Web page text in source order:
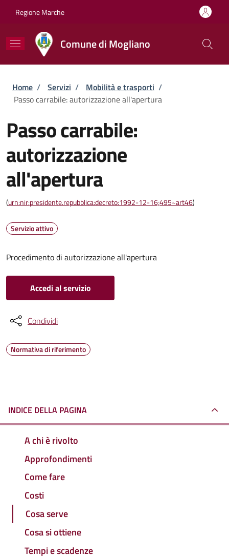
Regione Marche
Comune di Mogliano
Briciole di pane
Home / Servizi / Mobilità e trasporti /
Passo carrabile: autorizzazione all'apertura
Passo carrabile:
autorizzazione
all'apertura
(urn:nir:presidente.repubblica:decreto:1992-12-16;495~art46)
Servizio attivo
Procedimento di autorizzazione all'apertura
Accedi al servizio
Condividi
Normativa di riferimento
INDICE DELLA PAGINA
A chi è rivolto
Approfondimenti
Come fare
Costi
Cosa serve
Cosa si ottiene
Tempi e scadenze